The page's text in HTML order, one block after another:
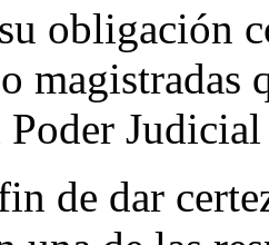
obligación
magistradas
de dar